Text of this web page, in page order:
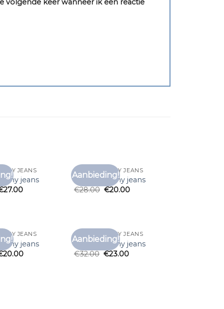
volgende keer wanneer ik een reactie
Toevoegen
aan
JEANS
jeans
27.00
Aanbieding!
Toevoegen
aan
T SHIRT TOMMY JEANS
t shirt tommy jeans
€28.00 €20.00
Toevoegen
aan
JEANS
jeans
20.00
Aanbieding!
Toevoegen
aan
T SHIRT TOMMY JEANS
t shirt tommy jeans
€32.00 €23.00